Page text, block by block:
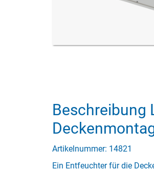
Beschreibung
Artikelnummer: 14821
Ein Entfeuchter für die